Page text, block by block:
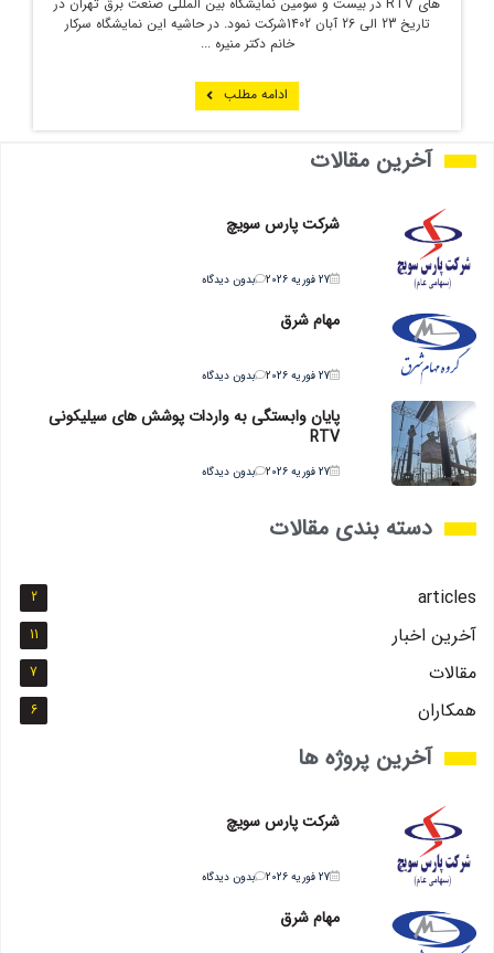
تاریخ 23 الی 26 آبان 1402شرکت نمود. در حاشیه این نمایشگاه سرکار
خانم دکتر منیره ...
ادامه مطلب
آخرین مقالات
شرکت پارس سویچ
27 فوریه 2026 بدون دیدگاه
مهام شرق
27 فوریه 2026 بدون دیدگاه
پایان وابستگی به واردات پوشش های سیلیکونی
RTV
27 فوریه 2026 بدون دیدگاه
دسته بندی مقالات
articles
2
آخرین اخبار 11
مقالات 7
همکاران 6
آخرین پروژه ها
شرکت پارس سویچ
27 فوریه 2026 بدون دیدگاه
مهام شرق